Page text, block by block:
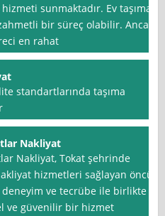
sunmaktadır. Ev taşıma
bir süreç olabilir. Ancak
en rahat
standartlarında taşıma
Nakliyat
Nakliyat, Tokat şehrinde
hizmetleri sağlayan öncü
deneyim ve tecrübe ile birlikte
ve güvenilir bir hizmet